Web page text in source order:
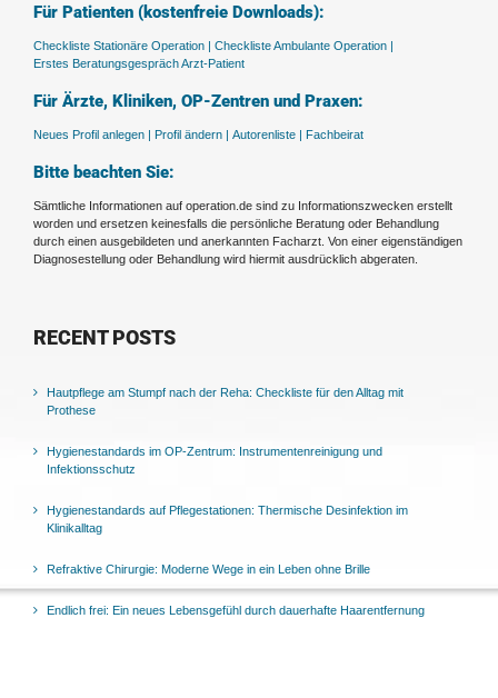
Für Patienten (kostenfreie Downloads):
Checkliste Stationäre Operation | Checkliste Ambulante Operation |
Erstes Beratungsgespräch Arzt-Patient
Für Ärzte, Kliniken, OP-Zentren und Praxen:
Neues Profil anlegen | Profil ändern | Autorenliste | Fachbeirat
Bitte beachten Sie:
Sämtliche Informationen auf operation.de sind zu Informationszwecken erstellt
worden und ersetzen keinesfalls die persönliche Beratung oder Behandlung
durch einen ausgebildeten und anerkannten Facharzt. Von einer eigenständigen
Diagnosestellung oder Behandlung wird hiermit ausdrücklich abgeraten.
RECENT POSTS
Hautpflege am Stumpf nach der Reha: Checkliste für den Alltag mit
Prothese
Hygienestandards im OP-Zentrum: Instrumentenreinigung und
Infektionsschutz
Hygienestandards auf Pflegestationen: Thermische Desinfektion im
Klinikalltag
Refraktive Chirurgie: Moderne Wege in ein Leben ohne Brille
Endlich frei: Ein neues Lebensgefühl durch dauerhafte Haarentfernung